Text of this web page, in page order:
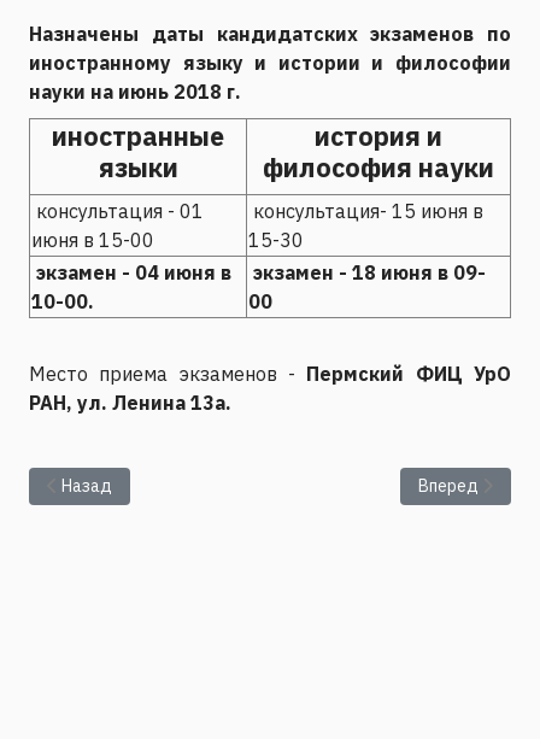
Назначены даты кандидатских экзаменов по
иностранному языку и истории и философии
науки на июнь 2018 г.
иностранные
языки
история и
философия науки
консультация - 01
июня в 15-00
консультация- 15 июня в
15-30
экзамен - 04 июня в
10-00.
экзамен - 18 июня в 09-
00
Место приема экзаменов - Пермский ФИЦ УрО
РАН, ул. Ленина 13а.
Предыдущий: Вступительные экзамены в аспирантуру
Назад Следующий:
Вперед